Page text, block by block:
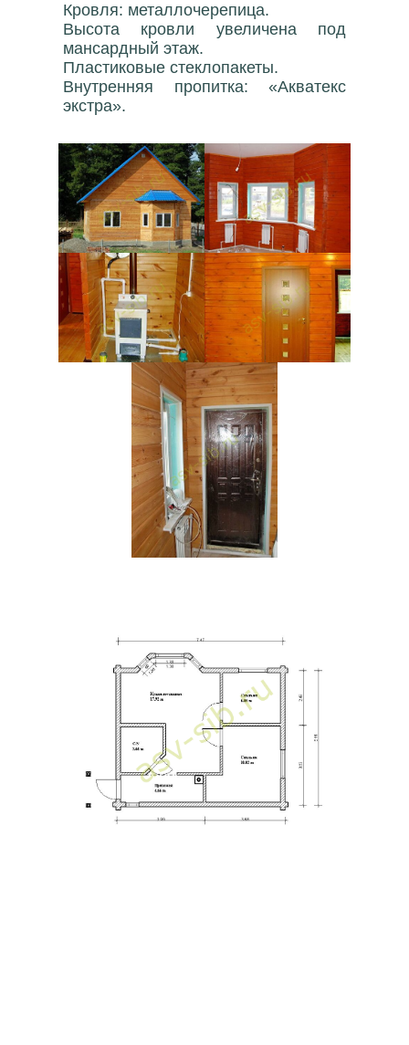
Кровля: металлочерепица.
Высота кровли увеличена под
мансардный этаж.
Пластиковые стеклопакеты.
Внутренняя пропитка: «Акватекс
экстра».